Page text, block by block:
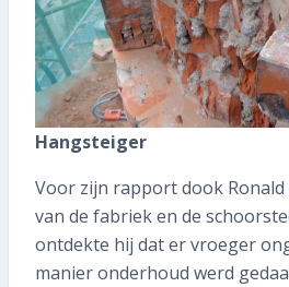
Hangsteiger
Voor zijn rapport dook
van de fabriek en de
ontdekte hij dat er vroeger
manier onderhoud werd